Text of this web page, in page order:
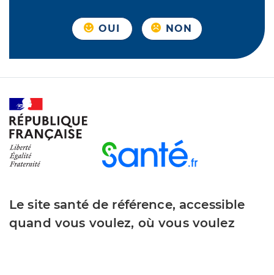
OUI NON
Le site santé de référence, accessible
quand vous voulez, où vous voulez